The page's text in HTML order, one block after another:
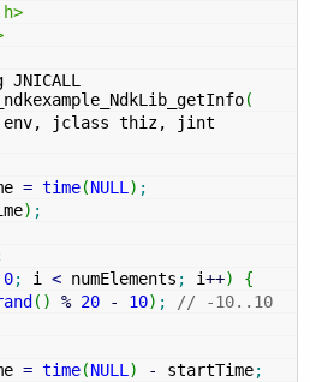
(
env, jclass thiz, jint
= time(NULL ) ;
) ;
0; i < numElements ; i++)
{
( ) % 20 - 10) ;
// -10..10
= time(NULL ) - startTime;